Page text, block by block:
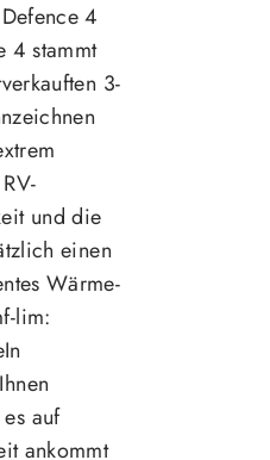
4
4 stammt
3-
und die
einen
Wärme-
lim:
auf
ankommt